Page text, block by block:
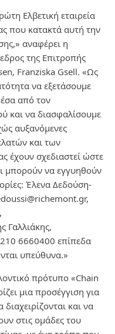
Ελβετική εταιρεία
που κατακτά αυτή την
αναφέρει η
της Επιτροπής
Franziska Gsell. «Ως
να εξετάσουμε
από τον
και να διασφαλίσουμε
αυξανόμενες
και των
έχουν σχεδιαστεί ώστε
μπορούν να εγγυηθούν
Έλενα Δεδούση-
Γαλλιάκης,
6660400 επίπεδα
υπεύθυνα.»
πρότυπο «Chain
μια προσέγγιση για
και να
στις ομάδες του